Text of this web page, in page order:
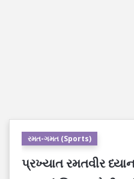
રમત-ગમત (Sports)
પ્રખ્યાત રમતવીર